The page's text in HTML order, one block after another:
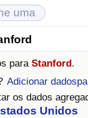
para Stanford.
Adicionar
os dados
Unidos
de Vida
de Imóveis
de Vida